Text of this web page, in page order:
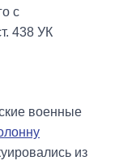
с
438 УК
военные
из